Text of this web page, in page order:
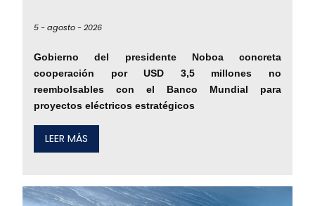
5 -agosto -2026
Gobierno del presidente Noboa concreta
cooperación por USD 3,5 millones no
reembolsables con el Banco Mundial para
proyectos eléctricos estratégicos
LEER MÁS